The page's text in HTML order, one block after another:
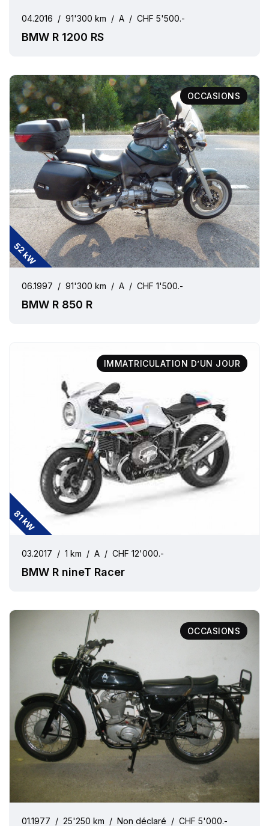
04.2016 / 91'300 km / A / CHF 5'500.-
BMW R 1200 RS
OCCASIONS
52 kW
06.1997 / 91'300 km / A / CHF 1'500.-
BMW R 850 R
IMMATRICULATION D’UN JOUR
81 kW
03.2017 / 1 km / A / CHF 12'000.-
BMW R nineT Racer
OCCASIONS
01.1977 / 25'250 km / Non déclaré / CHF 5'000.-